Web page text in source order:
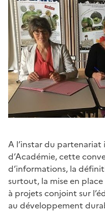
A l’instar du
d’Académie, cette
d’informations, la
surtout, la mise en
à projets conjoint sur
au développement